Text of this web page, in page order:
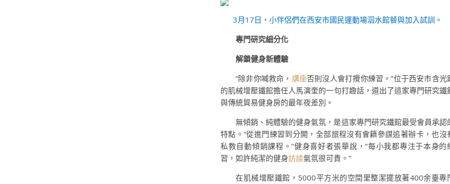
3月17日，小伴侶們在西安市國民運動場泅水館餐與加入試訓。
專門研究細分化
解鎖健身新體驗
“除非你喊救命， 講座否則沒人會打攪你練習。”位于西安市含光
的肌械增壓鐵館擔任人馬演奎的一句打趣話，道出了這家專門研究鐵
與傳統貿易健身房的最年夜差別。
無傾銷、純體驗的健身氣氛，是這家專門研究鐵館最受會員承認
特點。“從進門練習到分開，全部旅程沒有會籍參謀追著辦卡，也沒
私教自動傾銷課程。”健身喜好者張華說，“每小我都專注于本身的
習，如許純潔的健身訪談氣氛很可貴。”
在肌械增壓鐵館，5000平方米的空間里整潔擺放著400余臺專